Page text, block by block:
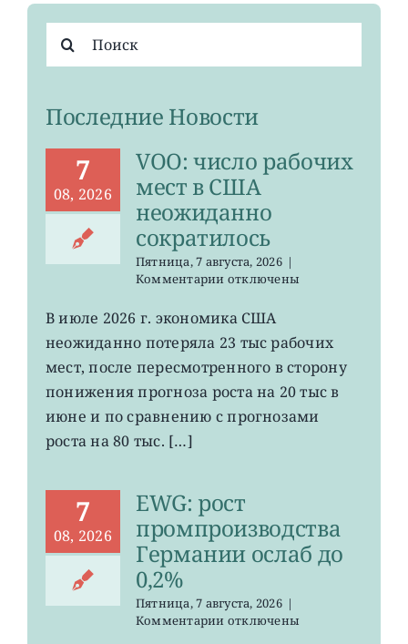
поиска:
Последние Новости
7
08, 2026
VOO: число рабочих
мест в США
неожиданно
сократилось
Пятница, 7 августа, 2026 |
Комментариик
VOO:
рабочих
мест
США
неожиданно
отключены
В июле 2026 г. экономика США
неожиданно потеряла 23 тыс рабочих
мест, после пересмотренного в сторону
понижения прогноза роста на 20 тыс в
июне и по сравнению с прогнозами
роста на 80 тыс. […]
7
08, 2026
EWG: рост
промпроизводства
Германии ослаб до
0,2%
Пятница, 7 августа, 2026 |
Комментариикотключены